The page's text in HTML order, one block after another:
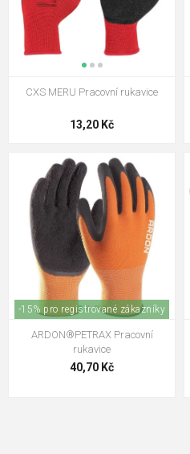
CXS MERU Pracovní rukavice
13,20 Kč
-15% pro registrované zákazníky
ARDON®PETRAX Pracovní
rukavice
40,70 Kč